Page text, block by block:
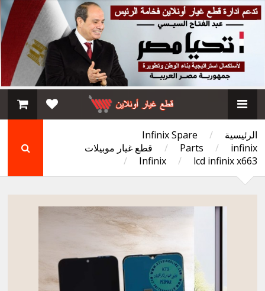
الرئيسية /
Infinix Spare
Parts
/ infinix
/
قطع غيار موبيلات
Infinix
/ lcd infinix x663
/